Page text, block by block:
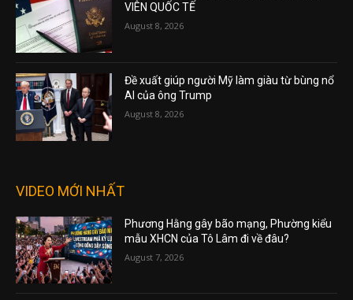
VIÊN QUỐC TẾ
August 8, 2026
Đề xuất giúp người Mỹ làm giàu từ bùng nổ
AI của ông Trump
August 8, 2026
VIDEO MỚI NHẤT
Phương Hằng gây bão mạng, Phường kiểu
mẫu XHCN của Tô Lâm đi về đâu?
August 7, 2026